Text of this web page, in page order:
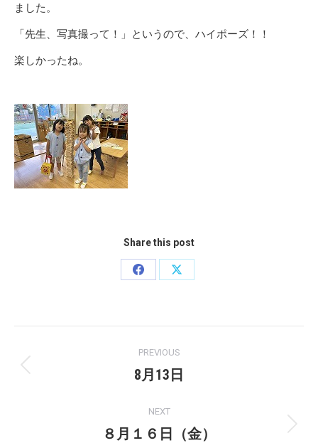
ました。
「先生、写真撮って！」というので、ハイポーズ！！
楽しかったね。
Share this post
Share
Share
navigation
PREVIOUS
Previous
8月13日
NEXT
Next
８月１６日（金）